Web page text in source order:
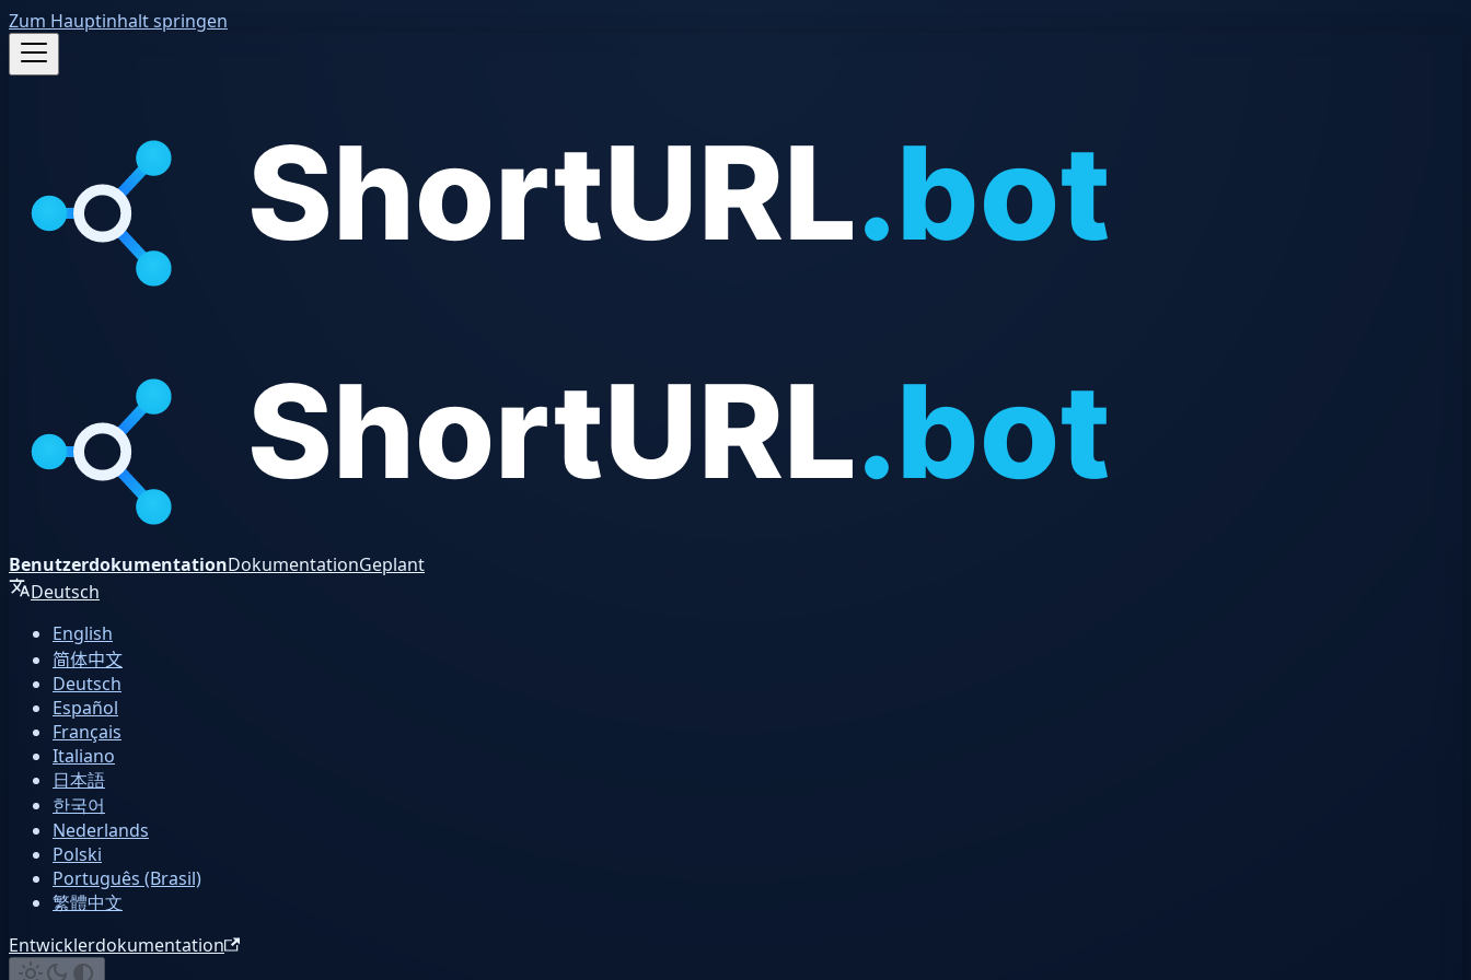
Zum Hauptinhalt springen
BenutzerdokumentationDokumentationGeplant
Deutsch
English
简体中文
Deutsch
Español
Français
Italiano
日本語
한국어
Nederlands
Polski
Português (Brasil)
繁體中文
Entwicklerdokumentation